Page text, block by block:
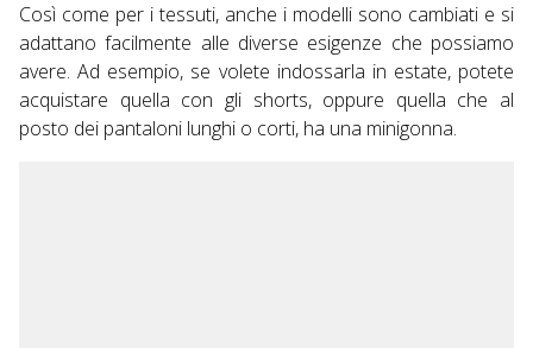
Così come per i tessuti, anche i modelli sono cambiati e si
adattano facilmente alle diverse esigenze che possiamo
avere. Ad esempio, se volete indossarla in estate, potete
acquistare quella con gli shorts, oppure quella che al
posto dei pantaloni lunghi o corti, ha una minigonna.